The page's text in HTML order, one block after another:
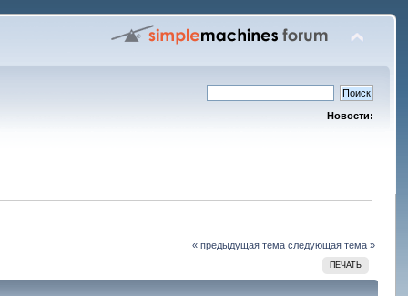
Новости:
« предыдущая тема следующая тема »
ПЕЧАТЬ